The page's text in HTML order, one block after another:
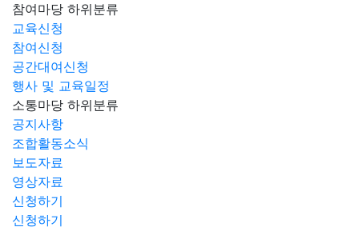
참여마당 하위분류
교육신청
참여신청
공간대여신청
행사 및 교육일정
소통마당 하위분류
공지사항
조합활동소식
보도자료
영상자료
신청하기
신청하기